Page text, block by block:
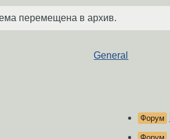
перемещена в архив.
General
Форум